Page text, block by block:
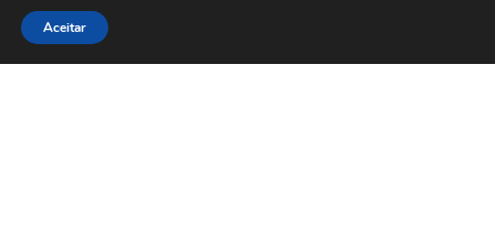
Aceitar
Assistência Funerária
Conjunto Velatório